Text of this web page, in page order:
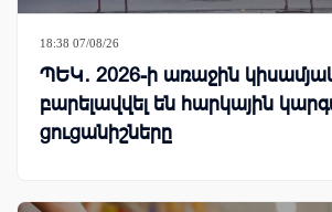
18:38 07/08/26
ՊԵԿ․ 2026-ի առաջին
բարելավվել են հարկային
ցուցանիշները